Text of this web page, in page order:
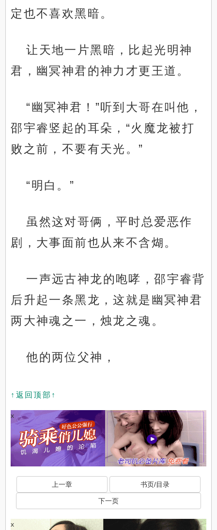
定也不喜欢黑暗。
让天地一片黑暗，比起光明神
君，幽冥神君的神力才更王道。
“幽冥神君！”听到大哥在叫他，
邵宇睿竖起的耳朵，“火魔龙被打
败之前，不要有天光。”
“明白。”
虽然这对哥俩，平时总爱恶作
剧，大事面前也从来不含煳。
一声远古神龙的咆哮，邵宇睿背
后升起一条黑龙，这就是幽冥神君
两大神魂之一，烛龙之魂。
他的两位父神，
↑返回顶部↑
x
上一章 书页/目录
下一页
x